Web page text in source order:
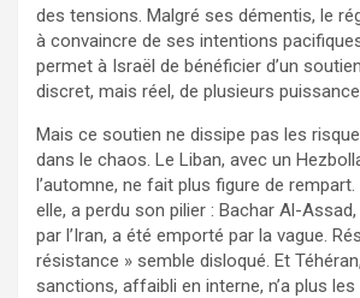
des tensions. Malgré ses démentis, le
à convaincre de ses intentions
permet à Israël de bénéficier d’un
discret, mais réel, de plusieurs
Mais ce soutien ne dissipe pas les
dans le chaos. Le Liban, avec un
l’automne, ne fait plus figure de
elle, a perdu son pilier : Bachar Al-
par l’Iran, a été emporté par la vague.
résistance » semble disloqué. Et
sanctions, affaibli en interne, n’a plus